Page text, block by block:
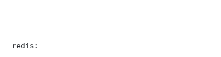
redis: